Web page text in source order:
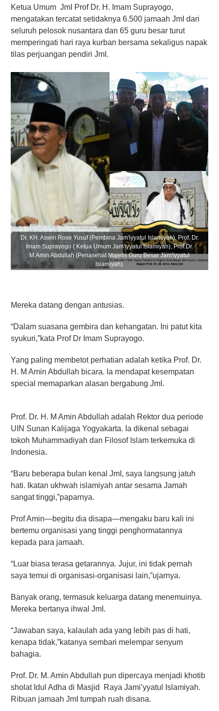
Ketua Umum JmI Prof Dr. H. Imam Suprayogo,
mengatakan tercatat setidaknya 6.500 jamaah JmI dari
seluruh pelosok nusantara dan 65 guru besar turut
memperingati hari raya kurban bersama sekaligus napak
tilas perjuangan pendiri JmI.
Dr. KH. Aswin Rose Yusuf (Pembina Jam'iyyatul Islamiyah), Prof. Dr.
Imam Suprayogo ( Ketua Umum Jam'iyyatul Islamiyah), Prof.Dr.
M.Amin Abdullah (Penasehat Majelis Guru Besar Jam'iyyatul
Islamiyah).
Mereka datang dengan antusias.
“Dalam suasana gembira dan kehangatan. Ini patut kita
syukuri,”kata Prof Dr Imam Suprayogo.
Yang paling membetot perhatian adalah ketika Prof. Dr.
H. M Amin Abdullah bicara. Ia mendapat kesempatan
special memaparkan alasan bergabung JmI.
Prof. Dr. H. M Amin Abdullah adalah Rektor dua periode
UIN Sunan Kalijaga Yogyakarta. Ia dikenal sebagai
tokoh Muhammadiyah dan Filosof Islam terkemuka di
Indonesia.
“Baru beberapa bulan kenal JmI, saya langsung jatuh
hati. Ikatan ukhwah islamiyah antar sesama Jamah
sangat tinggi,”paparnya.
Prof Amin—begitu dia disapa—mengaku baru kali ini
bertemu organisasi yang tinggi penghormatannya
kepada para jamaah.
“Luar biasa terasa getarannya. Jujur, ini tidak pernah
saya temui di organisasi-organisasi lain,”ujarnya.
Banyak orang, termasuk keluarga datang menemuinya.
Mereka bertanya ihwal JmI.
“Jawaban saya, kalaulah ada yang lebih pas di hati,
kenapa tidak,”katanya sembari melempar senyum
bahagia.
Prof. Dr. M. Amin Abdullah pun dipercaya menjadi khotib
sholat Idul Adha di Masjid Raya Jami’yyatul Islamiyah.
Ribuan jamaah JmI tumpah ruah disana.